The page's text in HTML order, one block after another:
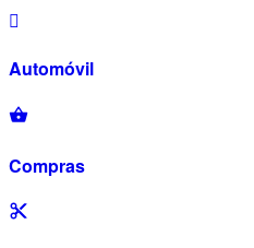
Automóvil
Compras